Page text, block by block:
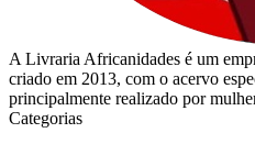
A Livraria Africanidades é um
criado em 2013, com o acervo
principalmente realizado por
Categorias